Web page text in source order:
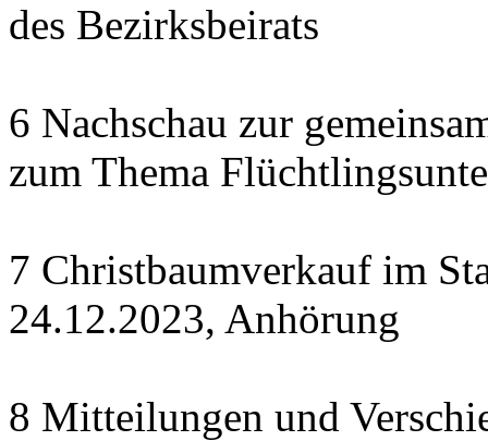
des Bezirksbeirats
6 Nachschau zur
zum Thema
7 Christbaumverkauf im
24.12.2023, Anhörung
8 Mitteilungen und